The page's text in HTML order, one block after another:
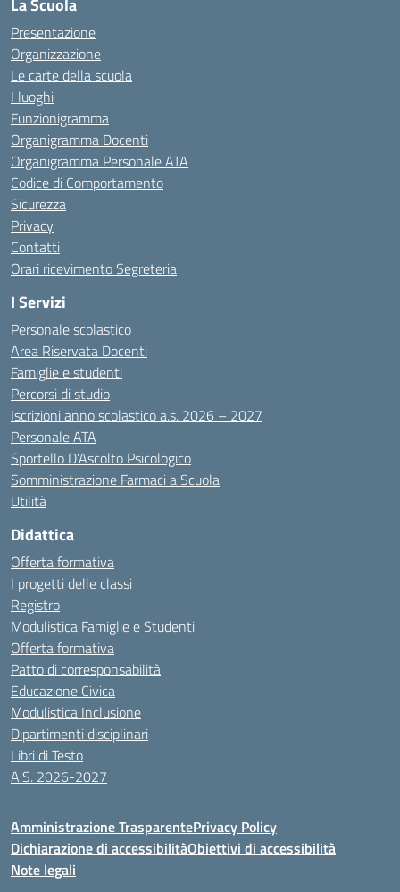
La Scuola
Presentazione
Organizzazione
Le carte della scuola
I luoghi
Funzionigramma
Organigramma Docenti
Organigramma Personale ATA
Codice di Comportamento
Sicurezza
Privacy
Contatti
Orari ricevimento Segreteria
I Servizi
Personale scolastico
Area Riservata Docenti
Famiglie e studenti
Percorsi di studio
Iscrizioni anno scolastico a.s. 2026 – 2027
Personale ATA
Sportello D’Ascolto Psicologico
Somministrazione Farmaci a Scuola
Utilità
Didattica
Offerta formativa
I progetti delle classi
Registro
Modulistica Famiglie e Studenti
Offerta formativa
Patto di corresponsabilità
Educazione Civica
Modulistica Inclusione
Dipartimenti disciplinari
Libri di Testo
A.S. 2026-2027
Amministrazione TrasparentePrivacy Policy
Dichiarazione di accessibilitàObiettivi di accessibilità
Note legali